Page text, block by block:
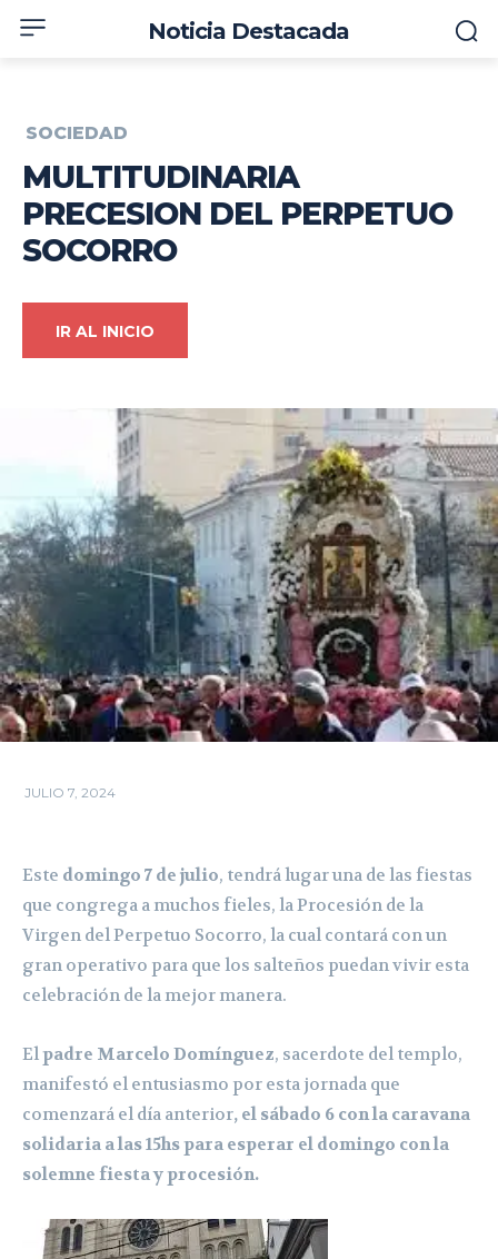
Noticia Destacada
SOCIEDAD
MULTITUDINARIA
PRECESION DEL PERPETUO
SOCORRO
IR AL INICIO
JULIO 7, 2024
Este domingo 7 de julio, tendrá lugar una de las fiestas
que congrega a muchos fieles, la Procesión de la
Virgen del Perpetuo Socorro, la cual contará con un
gran operativo para que los salteños puedan vivir esta
celebración de la mejor manera.
Elpadre Marcelo Domínguez, sacerdote del templo,
manifestó el entusiasmo por esta jornada que
comenzará el día anterior, el sábado 6 con la caravana
solidaria a las 15hs para esperar el domingo con la
solemne fiesta y procesión.